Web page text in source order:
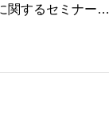
関するセミナーを